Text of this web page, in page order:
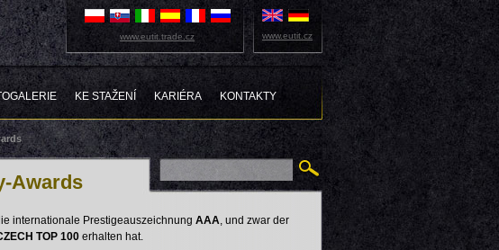
KE STAŽENÍ KARIÉRA KONTAKTY
www.eutit.trade.cz www.eutit.cz
Awards
internationale Prestigeauszeichnung AAA , und zwar der
TOP 100 erhalten hat.